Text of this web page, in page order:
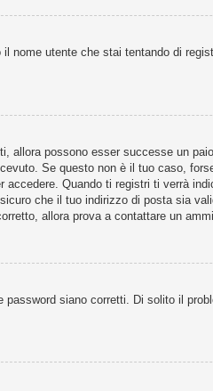
nome utente che stai tentando di
allora possono esser successe un
Se questo non è il tuo caso,
Quando ti registri ti verrà
che il tuo indirizzo di posta sia
allora prova a contattare un
siano corretti. Di solito il